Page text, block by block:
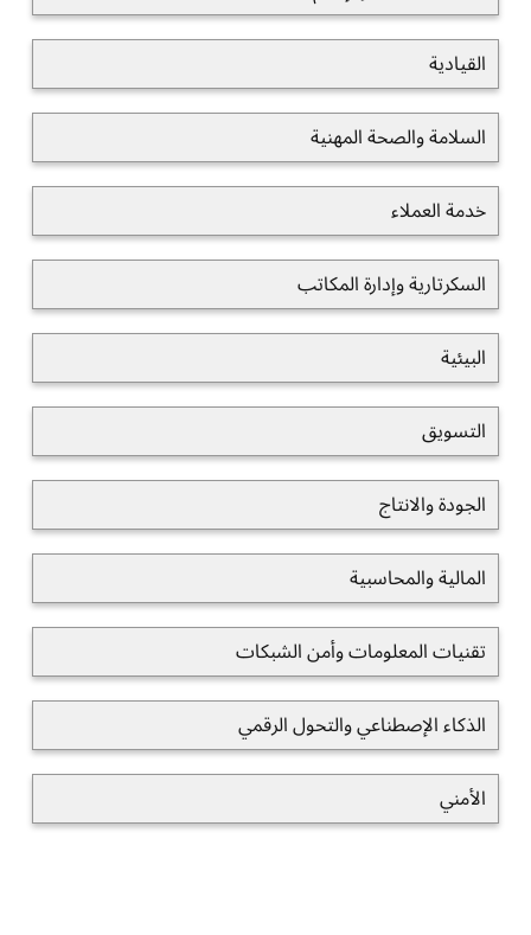
القيادية
السلامة والصحة المهنية
خدمة العملاء
السكرتارية وإدارة المكاتب
البيئية
التسويق
الجودة والانتاج
المالية والمحاسبية
تقنيات المعلومات وأمن الشبكات
الذكاء الإصطناعي والتحول الرقمي
الأمني